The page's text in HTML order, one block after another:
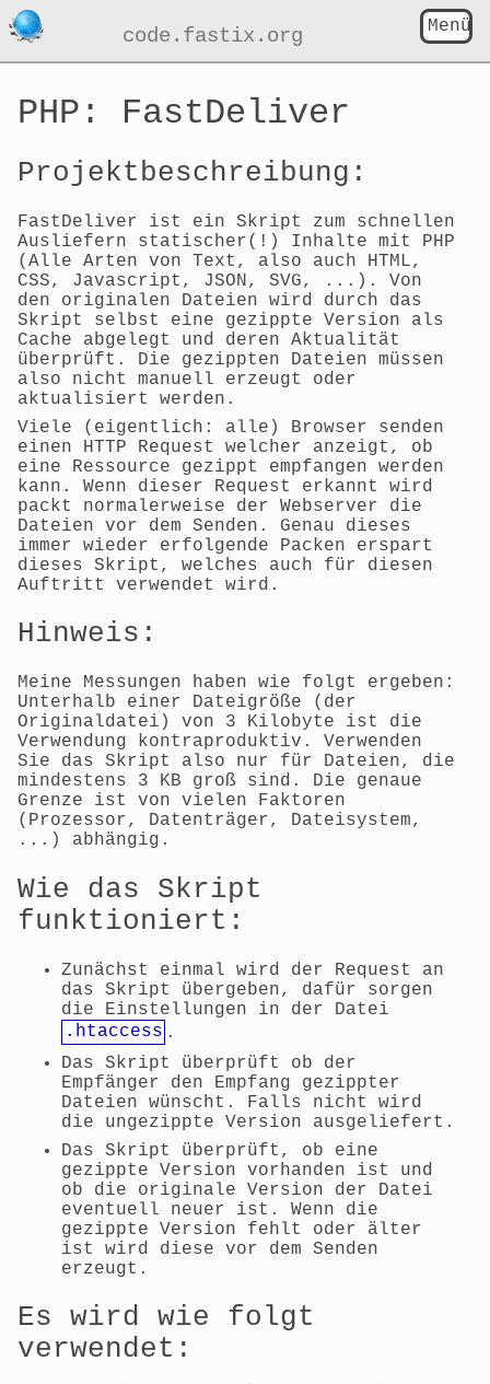
code.fastix.org Menü
PHP: FastDeliver
Projektbeschreibung:
FastDeliver ist ein Skript zum schnellen
Ausliefern statischer(!) Inhalte mit PHP
(Alle Arten von Text, also auch HTML,
CSS, Javascript, JSON, SVG, ...). Von
den originalen Dateien wird durch das
Skript selbst eine gezippte Version als
Cache abgelegt und deren Aktualität
überprüft. Die gezippten Dateien müssen
also nicht manuell erzeugt oder
aktualisiert werden.
Viele (eigentlich: alle) Browser senden
einen HTTP Request welcher anzeigt, ob
eine Ressource gezippt empfangen werden
kann. Wenn dieser Request erkannt wird
packt normalerweise der Webserver die
Dateien vor dem Senden. Genau dieses
immer wieder erfolgende Packen erspart
dieses Skript, welches auch für diesen
Auftritt verwendet wird.
Hinweis:
Meine Messungen haben wie folgt ergeben:
Unterhalb einer Dateigröße (der
Originaldatei) von 3 Kilobyte ist die
Verwendung kontraproduktiv. Verwenden
Sie das Skript also nur für Dateien, die
mindestens 3 KB groß sind. Die genaue
Grenze ist von vielen Faktoren
(Prozessor, Datenträger, Dateisystem,
...) abhängig.
Wie das Skript
funktioniert:
Zunächst einmal wird der Request an
das Skript übergeben, dafür sorgen
die Einstellungen in der Datei
.htaccess .
Das Skript überprüft ob der
Empfänger den Empfang gezippter
Dateien wünscht. Falls nicht wird
die ungezippte Version ausgeliefert.
Das Skript überprüft, ob eine
gezippte Version vorhanden ist und
ob die originale Version der Datei
eventuell neuer ist. Wenn die
gezippte Version fehlt oder älter
ist wird diese vor dem Senden
erzeugt.
Es wird wie folgt
verwendet: